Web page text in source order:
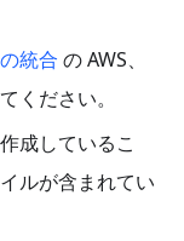
統合 の AWS、
ください。
成しているこ
ルが含まれてい